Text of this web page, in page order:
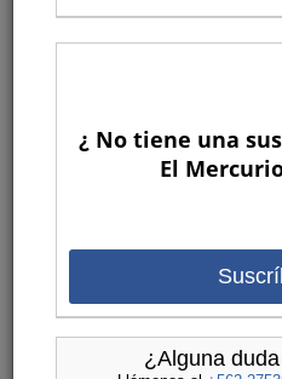
El
su producción de aquí al
CEO de la exportadora chilena.
¿ No tiene una
El
¿Alguna